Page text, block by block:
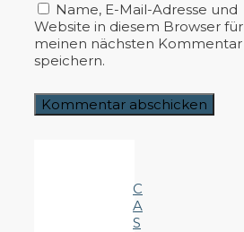
Name, E-Mail-Adresse und
Website in diesem Browser für
meinen nächsten Kommentar
speichern.
C
A
S